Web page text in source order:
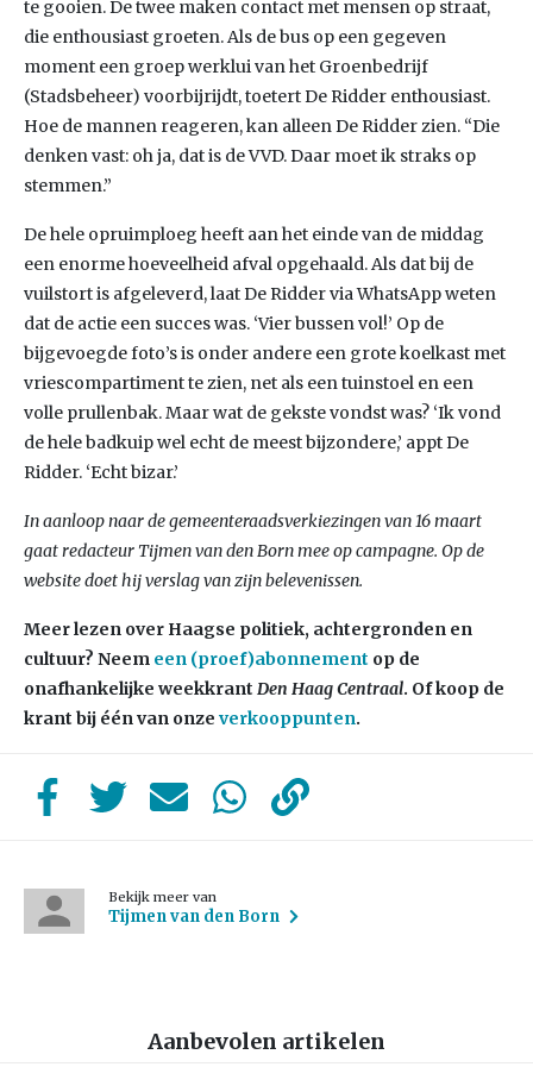
te gooien. De twee maken contact met mensen op straat,
die enthousiast groeten. Als de bus op een gegeven
moment een groep werklui van het Groenbedrijf
(Stadsbeheer) voorbijrijdt, toetert De Ridder enthousiast.
Hoe de mannen reageren, kan alleen De Ridder zien. “Die
denken vast: oh ja, dat is de VVD. Daar moet ik straks op
stemmen.”
De hele opruimploeg heeft aan het einde van de middag
een enorme hoeveelheid afval opgehaald. Als dat bij de
vuilstort is afgeleverd, laat De Ridder via WhatsApp weten
dat de actie een succes was. ‘Vier bussen vol!’ Op de
bijgevoegde foto’s is onder andere een grote koelkast met
vriescompartiment te zien, net als een tuinstoel en een
volle prullenbak. Maar wat de gekste vondst was? ‘Ik vond
de hele badkuip wel echt de meest bijzondere,’ appt De
Ridder. ‘Echt bizar.’
In aanloop naar de gemeenteraadsverkiezingen van 16 maart
gaat redacteur Tijmen van den Born mee op campagne. Op de
website doet hij verslag van zijn belevenissen.
Meer lezen over Haagse politiek, achtergronden en
cultuur? Neem een (proef)abonnement op de
onafhankelijke weekkrant Den Haag Centraal. Of koop de
krant bij één van onze verkooppunten.
Bekijk meer van
Tijmen van den Born
Aanbevolen artikelen